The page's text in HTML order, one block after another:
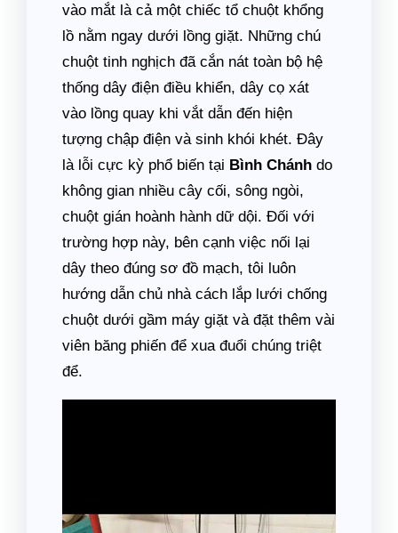
vào mắt là cả một chiếc tổ chuột khổng
lồ nằm ngay dưới lồng giặt. Những chú
chuột tinh nghịch đã cắn nát toàn bộ hệ
thống dây điện điều khiển, dây cọ xát
vào lồng quay khi vắt dẫn đến hiện
tượng chập điện và sinh khói khét. Đây
là lỗi cực kỳ phổ biến tại Bình Chánh do
không gian nhiều cây cối, sông ngòi,
chuột gián hoành hành dữ dội. Đối với
trường hợp này, bên cạnh việc nối lại
dây theo đúng sơ đồ mạch, tôi luôn
hướng dẫn chủ nhà cách lắp lưới chống
chuột dưới gầm máy giặt và đặt thêm vài
viên băng phiến để xua đuổi chúng triệt
để.